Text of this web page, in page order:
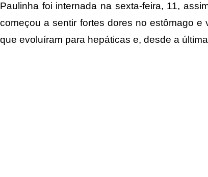
Paulinha foi internada na sexta-feira, 11,
começou a sentir fortes dores no estômago e
que evoluíram para hepáticas e, desde a